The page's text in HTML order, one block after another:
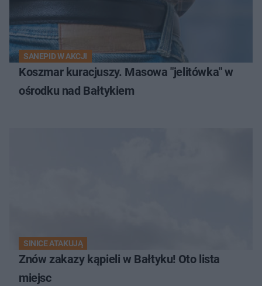
SANEPID W AKCJI
Koszmar kuracjuszy. Masowa "jelitówka" w
ośrodku nad Bałtykiem
SINICE ATAKUJĄ
Znów zakazy kąpieli w Bałtyku! Oto lista
miejsc